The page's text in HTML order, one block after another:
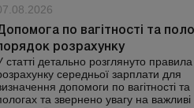
по вагітності та
розрахунку
статті детально розглянуто правила
середньої зарплати для
допомоги по вагітності та
та звернено увагу на важливі